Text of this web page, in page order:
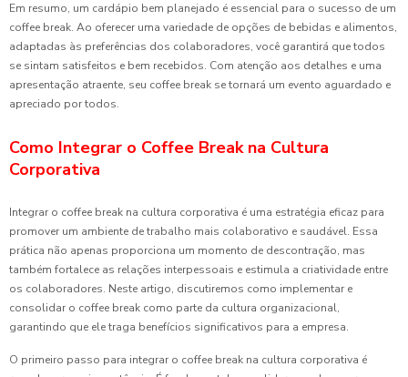
Em resumo, um cardápio bem planejado é essencial para o sucesso de um
coffee break. Ao oferecer uma variedade de opções de bebidas e alimentos,
adaptadas às preferências dos colaboradores, você garantirá que todos
se sintam satisfeitos e bem recebidos. Com atenção aos detalhes e uma
apresentação atraente, seu coffee break se tornará um evento aguardado e
apreciado por todos.
Como Integrar o Coffee Break na Cultura
Corporativa
Integrar o coffee break na cultura corporativa é uma estratégia eficaz para
promover um ambiente de trabalho mais colaborativo e saudável. Essa
prática não apenas proporciona um momento de descontração, mas
também fortalece as relações interpessoais e estimula a criatividade entre
os colaboradores. Neste artigo, discutiremos como implementar e
consolidar o coffee break como parte da cultura organizacional,
garantindo que ele traga benefícios significativos para a empresa.
O primeiro passo para integrar o coffee break na cultura corporativa é